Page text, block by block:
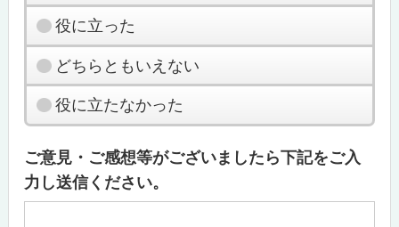
役に立った
どちらともいえない
役に立たなかった
ご意見・ご感想等がございましたら下記をご入
力し送信ください。